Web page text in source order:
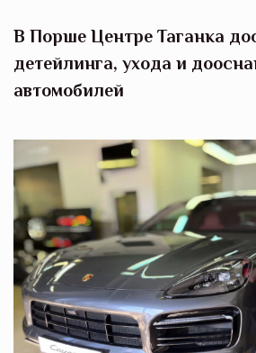
В Порше Центре Таганка
детейлинга, ухода и
автомобилей